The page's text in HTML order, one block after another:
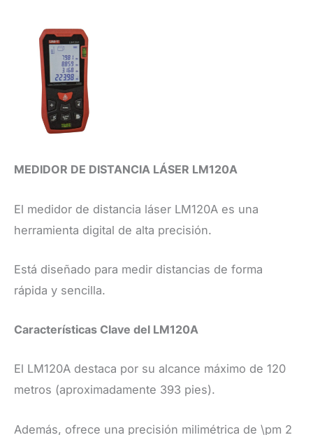
MEDIDOR DE DISTANCIA LÁSER LM120A
El medidor de distancia láser LM120A es una
herramienta digital de alta precisión.
Está diseñado para medir distancias de forma
rápida y sencilla.
​Características Clave del LM120A
​El LM120A destaca por su alcance máximo de 120
metros (aproximadamente 393 pies).
Además, ofrece una precisión milimétrica de \pm 2